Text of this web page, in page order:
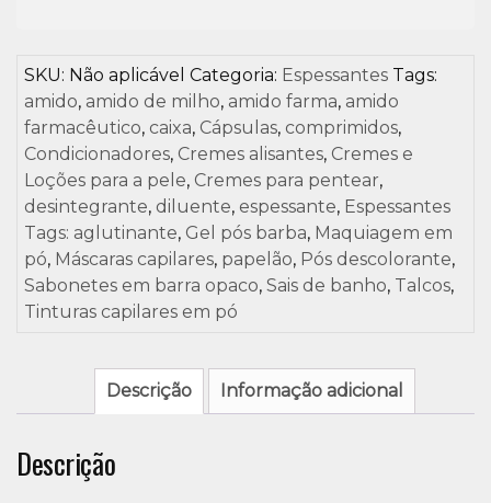
SKU: Não aplicável Categoria: Espessantes Tags:
amido, amido de milho, amido farma, amido
farmacêutico, caixa, Cápsulas, comprimidos,
Condicionadores, Cremes alisantes, Cremes e
Loções para a pele, Cremes para pentear,
desintegrante, diluente, espessante, Espessantes
Tags: aglutinante, Gel pós barba, Maquiagem em
pó, Máscaras capilares, papelão, Pós descolorante,
Sabonetes em barra opaco, Sais de banho, Talcos,
Tinturas capilares em pó
Descrição Informação adicional
Descrição